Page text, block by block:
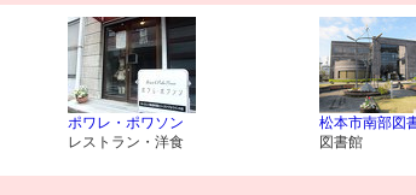
ポワレ・ポワソン
レストラン・洋食
松本市南部図
図書館